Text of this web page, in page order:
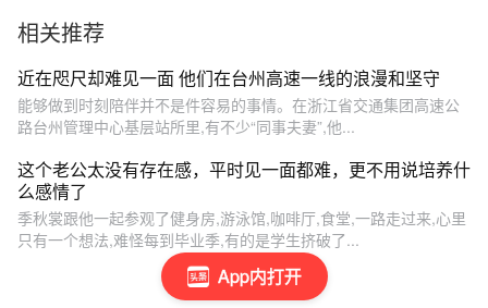
App内打开
相关推荐
近在咫尺却难见一面 他们在台州高速一线的浪漫和坚守
能够做到时刻陪伴并不是件容易的事情。在浙江省交通集团高速公
路台州管理中心基层站所里,有不少“同事夫妻”,他...
这个老公太没有存在感，平时见一面都难，更不用说培养什
么感情了
季秋裳跟他一起参观了健身房,游泳馆,咖啡厅,食堂,一路走过来,心里
只有一个想法,难怪每到毕业季,有的是学生挤破了...